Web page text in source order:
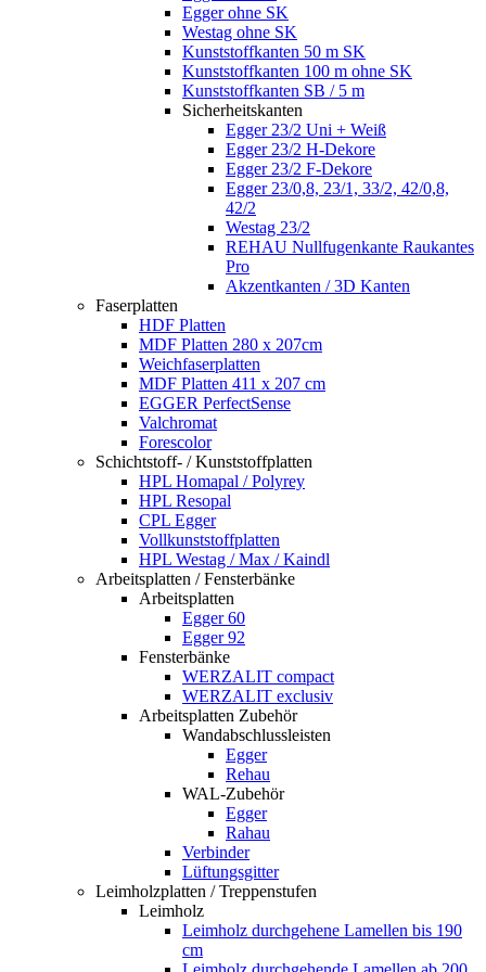
Egger ohne SK
Westag ohne SK
Kunststoffkanten 50 m SK
Kunststoffkanten 100 m ohne SK
Kunststoffkanten SB / 5 m
Sicherheitskanten
Egger 23/2 Uni + Weiß
Egger 23/2 H-Dekore
Egger 23/2 F-Dekore
Egger 23/0,8, 23/1, 33/2, 42/0,8,
42/2
Westag 23/2
REHAU Nullfugenkante Raukantes
Pro
Akzentkanten / 3D Kanten
Faserplatten
HDF Platten
MDF Platten 280 x 207cm
Weichfaserplatten
MDF Platten 411 x 207 cm
EGGER PerfectSense
Valchromat
Forescolor
Schichtstoff- / Kunststoffplatten
HPL Homapal / Polyrey
HPL Resopal
CPL Egger
Vollkunststoffplatten
HPL Westag / Max / Kaindl
Arbeitsplatten / Fensterbänke
Arbeitsplatten
Egger 60
Egger 92
Fensterbänke
WERZALIT compact
WERZALIT exclusiv
Arbeitsplatten Zubehör
Wandabschlussleisten
Egger
Rehau
WAL-Zubehör
Egger
Rahau
Verbinder
Lüftungsgitter
Leimholzplatten / Treppenstufen
Leimholz
Leimholz durchgehene Lamellen bis 190
cm